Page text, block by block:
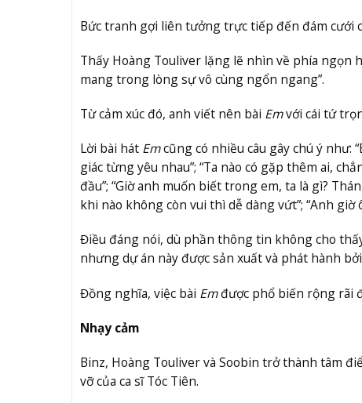
Bức tranh gợi liên tưởng trực tiếp đến đám cưới
Thấy Hoàng Touliver lặng lẽ nhìn về phía ngọn
mang trong lòng sự vô cùng ngổn ngang”.
Từ cảm xúc đó, anh viết nên bài Emvới cái tứ
Lời bài hát Emcũng có nhiều câu gây chú ý như:
giác từng yêu nhau”; “Ta nào có gặp thêm ai,
đầu”; “Giờ anh muốn biết trong em, ta là gì?
khi nào không còn vui thì dễ dàng vứt”; “Anh
Điều đáng nói, dù phần thông tin không cho
nhưng dự án này được sản xuất và phát hành
Đồng nghĩa, việc bài Emđược phổ biến rộng rãi
Nhạy cảm
Binz, Hoàng Touliver và Soobin trở thành tâm
vỡ của ca sĩ Tóc Tiên.